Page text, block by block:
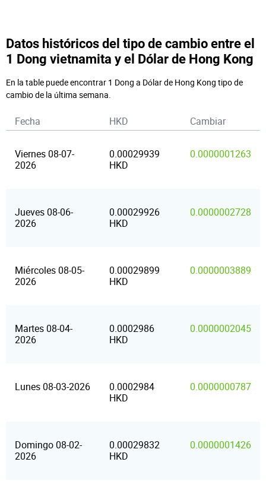
Datos históricos del tipo de cambio entre el
1 Dong vietnamita y el Dólar de Hong Kong
En la table puede encontrar 1 Dong a Dólar de Hong Kong tipo de
cambio de la última semana.
Fecha HKD Cambiar
Viernes 08-07-
2026
0.00029939
HKD
0.0000001263
Jueves 08-06-
2026
0.00029926
HKD
0.0000002728
Miércoles 08-05-
2026
0.00029899
HKD
0.0000003889
Martes 08-04-
2026
0.0002986
HKD
0.0000002045
Lunes 08-03-2026
0.0002984
HKD
0.0000000787
Domingo 08-02-
2026
0.00029832
HKD
0.0000001426